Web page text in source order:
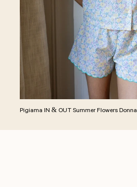
Pigiama IN & OUT Summer Flowers Donna